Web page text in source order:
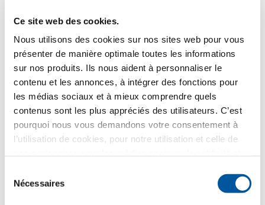
Ce site web des cookies.
Nous utilisons des cookies sur nos sites web pour vous
présenter de manière optimale toutes les informations
sur nos produits. Ils nous aident à personnaliser le
contenu et les annonces, à intégrer des fonctions pour
les médias sociaux et à mieux comprendre quels
contenus sont les plus appréciés des utilisateurs. C’est
pourquoi nous vous demandons votre consentement à
l’utilisation de cookies, pour notre utilisation et celle de
ces informations avec d’autres données que vous leur
avez fournies ou qu’ils ont collectées dans le cadre de
Nécessaires
communiquons vos données au distributeur partenaire
sélectionné dans ce but uniquement. Tous les détails
sur le traitement des données sont décrits dans la
présenteinformation sur politique de confidentialité.
Quel thème vous intéresse le plus ?
Fenêtres